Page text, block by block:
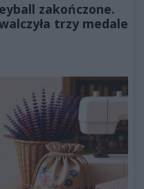
zakończone.
trzy medale